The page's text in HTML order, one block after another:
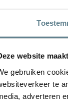
website
gebruiken
te
adverteren
biedt het beste
sterk
van de Luca
echte
dankzij een